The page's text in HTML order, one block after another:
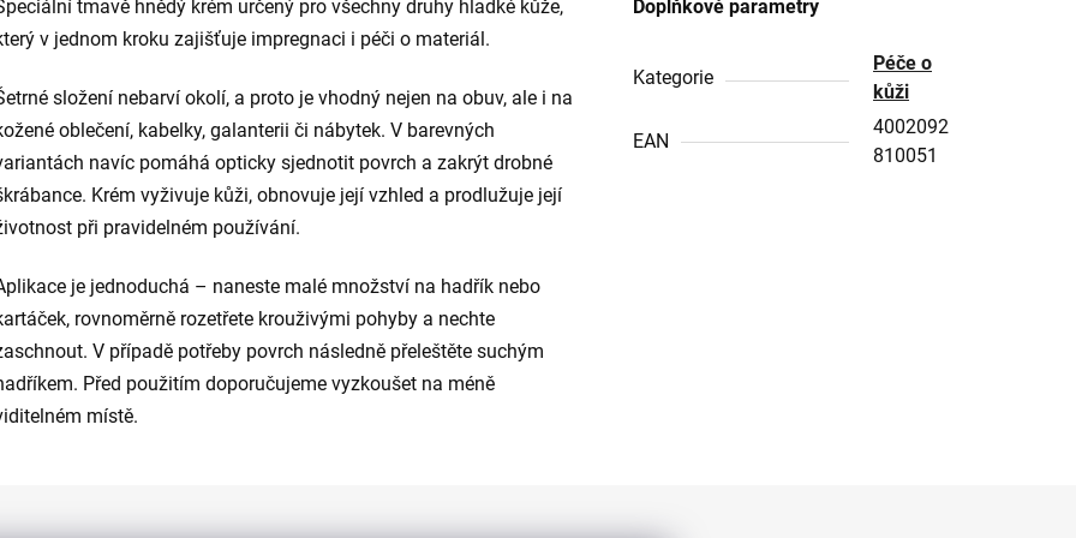
tmavě hnědý krém určený pro všechny druhy hladké kůže,
v jednom kroku zajišťuje impregnaci i péči o materiál.
složení nebarví okolí, a proto je vhodný nejen na obuv, ale i na
oblečení, kabelky, galanterii či nábytek. V barevných
navíc pomáhá opticky sjednotit povrch a zakrýt drobné
Krém vyživuje kůži, obnovuje její vzhled a prodlužuje její
při pravidelném používání.
je jednoduchá – naneste malé množství na hadřík nebo
rovnoměrně rozetřete krouživými pohyby a nechte
V případě potřeby povrch následně přeleštěte suchým
Před použitím doporučujeme vyzkoušet na méně
místě.
Doplňkové parametry
Kategorie
Péče o
kůži
EAN
4002092
810051